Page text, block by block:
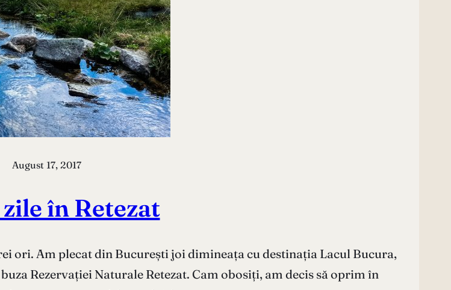
August 17, 2017
în Retezat
ori. Am plecat din București joi dimineața cu destinația Lacul Bucura,
Rezervației Naturale Retezat. Cam obosiți, am decis să oprim în